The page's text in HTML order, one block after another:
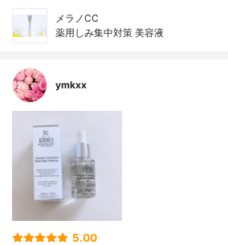
メラノCC
薬用しみ集中対策 美容液
ymkxx
5.00